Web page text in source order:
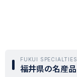
FUKUI SPECIALTIES
福井県の名産品